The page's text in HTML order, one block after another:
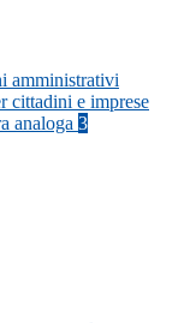
amministrativi
cittadini e imprese
analoga 3